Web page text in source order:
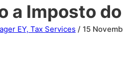
a Imposto
EY, Tax Services / 15